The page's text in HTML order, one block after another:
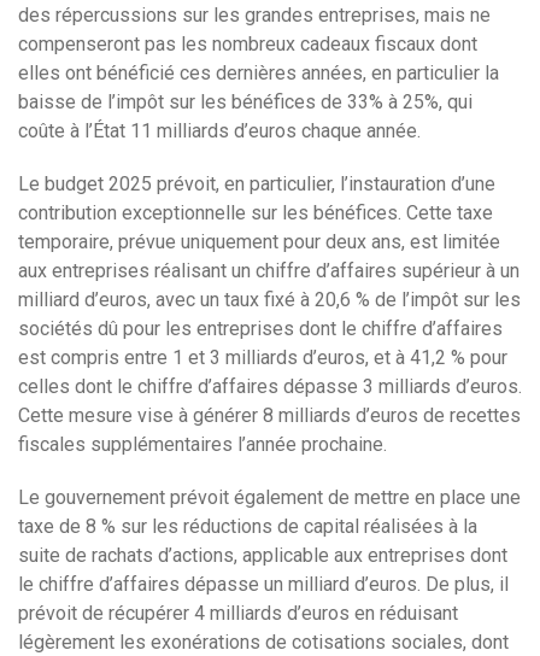
des répercussions sur les grandes entreprises, mais ne
compenseront pas les nombreux cadeaux fiscaux dont
elles ont bénéficié ces dernières années, en particulier la
baisse de l’impôt sur les bénéfices de 33% à 25%, qui
coûte à l’État 11 milliards d’euros chaque année.
Le budget 2025 prévoit, en particulier, l’instauration d’une
contribution exceptionnelle sur les bénéfices. Cette taxe
temporaire, prévue uniquement pour deux ans, est limitée
aux entreprises réalisant un chiffre d’affaires supérieur à un
milliard d’euros, avec un taux fixé à 20,6 % de l’impôt sur les
sociétés dû pour les entreprises dont le chiffre d’affaires
est compris entre 1 et 3 milliards d’euros, et à 41,2 % pour
celles dont le chiffre d’affaires dépasse 3 milliards d’euros.
Cette mesure vise à générer 8 milliards d’euros de recettes
fiscales supplémentaires l’année prochaine.
Le gouvernement prévoit également de mettre en place une
taxe de 8 % sur les réductions de capital réalisées à la
suite de rachats d’actions, applicable aux entreprises dont
le chiffre d’affaires dépasse un milliard d’euros. De plus, il
prévoit de récupérer 4 milliards d’euros en réduisant
légèrement les exonérations de cotisations sociales, dont